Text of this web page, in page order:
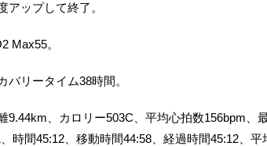
アップして終了。
Max55。
バリータイム38時間。
9.44km、カロリー503C、平均心拍数156bpm、
時間45:12、移動時間44:58、経過時間45:12、